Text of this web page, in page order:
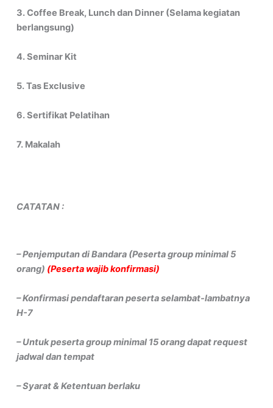
3. Coffee Break, Lunch dan Dinner (Selama kegiatan
berlangsung)
4. Seminar Kit
5. Tas Exclusive
6. Sertifikat Pelatihan
7. Makalah
CATATAN :
– Penjemputan di Bandara (Peserta group minimal 5
orang) (Peserta wajib konfirmasi)
– Konfirmasi pendaftaran peserta selambat-lambatnya
H-7
– Untuk peserta group minimal 15 orang dapat request
jadwal dan tempat
– Syarat & Ketentuan berlaku